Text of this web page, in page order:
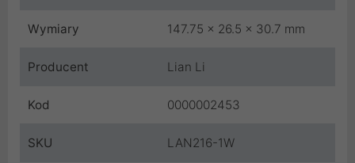
Wymiary 147.75 x 26.5 x 30.7 mm
Producent Lian Li
Kod 0000002453
SKU LAN216-1W